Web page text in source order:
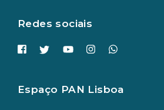
Redes sociais
Espaço PAN Lisboa